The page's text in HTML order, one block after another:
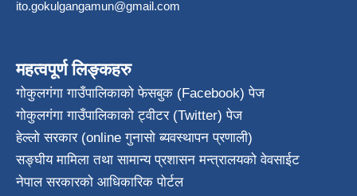
ito.gokulgangamun@gmail.com
महत्वपूर्ण लिङ्कहरु
गोकुलगंगा गाउँपालिकाको फेसबुक (Facebook) पेज
गोकुलगंगा गाउँपालिकाको ट्वीटर (Twitter) पेज
हेल्लो सरकार (online गुनासो ब्यवस्थापन प्रणाली)
सङ्घीय मामिला तथा सामान्य प्रशासन मन्त्रालयको वेवसाईट
नेपाल सरकारको आधिकारिक पोर्टल